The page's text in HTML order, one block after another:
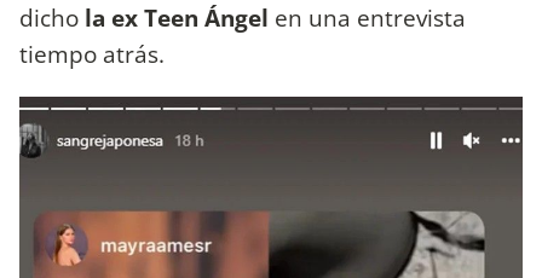
dicho la ex Teen Ángel en una entrevista
tiempo atrás.